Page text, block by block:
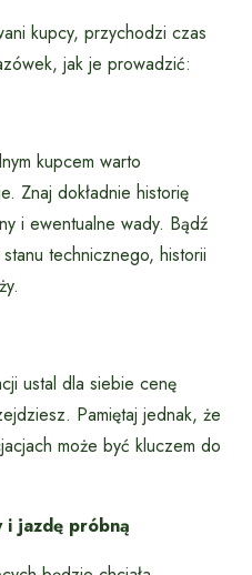
kupcy, przychodzi czas
jak je prowadzić:
kupcem warto
Znaj dokładnie historię
i ewentualne wady. Bądź
technicznego, historii
ustal dla siebie cenę
Pamiętaj jednak, że
może być kluczem do
i jazdę próbną